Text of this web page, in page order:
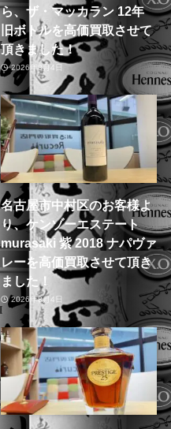
ら、ザ・マッカラン 12年
旧ボトルを高価買取させて
頂きました！
2026年8月4日
名古屋市中村区のお客様よ
り、ケンゾーエステート
murasaki 紫 2018 ナパヴァ
レーを高価買取させて頂き
ました！
2026年8月4日